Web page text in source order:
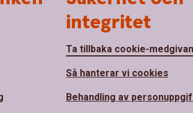
integritet
Ta tillbaka cookie-
Så hanterar vi cookies
Behandling av